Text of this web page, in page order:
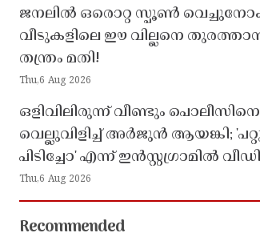
ജനലിൽ ഒരൊറ്റ സ്പൂൺ
വീടുകളിലെ ഈ വില്ലനെ
തന്ത്രം മതി!
Thu,6 Aug 2026
ഒളിവിലിരുന്ന് വീണ്ടും പൊലീസിനെ
വെല്ലുവിളിച്ച് അർജുൻ ആയങ്കി;
പിടിച്ചോ' എന്ന് ഇൻസ്റ്റഗ്രാമിൽ
Thu,6 Aug 2026
Recommended